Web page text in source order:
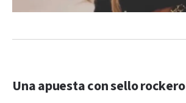
Una apuesta con sello rockero